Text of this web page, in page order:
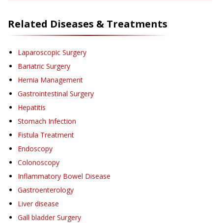
Related Diseases & Treatments
Laparoscopic Surgery
Bariatric Surgery
Hernia Management
Gastrointestinal Surgery
Hepatitis
Stomach Infection
Fistula Treatment
Endoscopy
Colonoscopy
Inflammatory Bowel Disease
Gastroenterology
Liver disease
Gall bladder Surgery